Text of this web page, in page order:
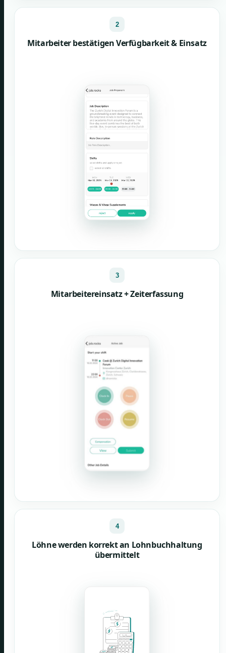
2
Mitarbeiter bestätigen Verfügbarkeit & Einsatz
3
Mitarbeitereinsatz + Zeiterfassung
4
Löhne werden korrekt an Lohnbuchhaltung
übermittelt